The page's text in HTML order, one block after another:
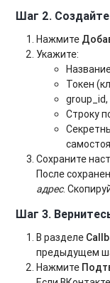
Шаг 2.
Нажмите
Укажите:
Токен
group_id,
Строку
Сохраните
После
адрес.
Шаг 3.
В разделе
предыдущем
Нажмите